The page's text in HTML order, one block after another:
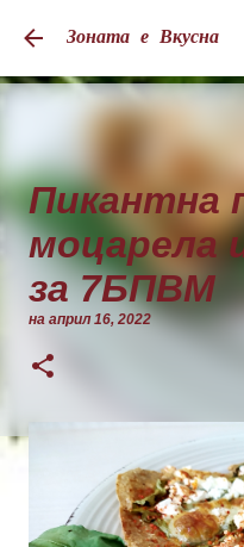
Пропускане към
Зоната е Вкусна
Пикантна
моцарела
за 7БПВМ
на април 16, 2022